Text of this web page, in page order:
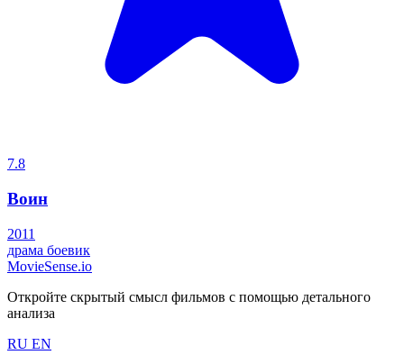
7.8
Воин
2011
драма боевик
MovieSense.io
Откройте скрытый смысл фильмов с помощью детального
анализа
RU EN